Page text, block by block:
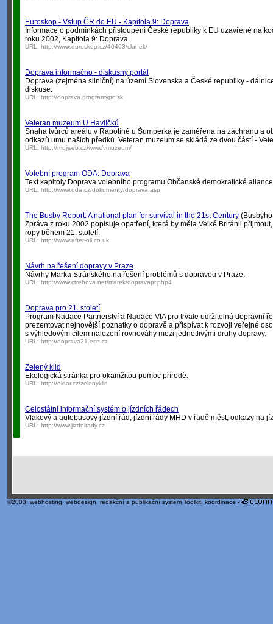
Euroskop - Vstup ČR do EU - Kapitola 9: Doprava
Informace o podmínkách přistoupení České republiky k EU uzavřené na
roku 2002, Kapitola 9: Doprava.
URL: http://www.euroskop.cz/40403/clanek/
Doprava informačno - diskusný portál
Doprava (zejména silniční) na území Slovenska a České republiky -
diskuse.
URL: http://doprava.programypc.sk
Veteran muzeum U Havlíčků
Snaha tvůrců areálu v Rapotíně u Šumperka je zaměřena na záchranu a
odkazů umu našich předků. Veteran muzeum se skládá ze dvou částí -
URL: http://mujweb.cz/www/vmuzeum/
Volební program ODA: Doprava
Text kapitoly Doprava volebního programu Občanské demokratické
URL: http://www.oda.cz/dokumenty/doprava.asp
The Busby Report: A national plan for survival in the 21st Century
Zpráva z roku 2002 popisuje opatření, která by měla Velké Británii
ropy během 21. století.
URL: http://www.after-oil.co.uk
Návrh na řešení dopravy v Praze
Návrhy Marka Stránského na řešení problémů s dopravou v Praze.
URL: http://www.ctrebova.net/marek/dopravapr.php4
Doprava pro 21. století
Program Nadace Partnerství a Nadace VIA pro trvale udržitelná dopravní
prezentovat nejnovější poznatky o dopravě a přispívat k rozvoji veřejné
s výhledovým cílem nalezení rovnováhy mezi jednotlivými druhy dopravy.
URL: http://doprava21.ecn.cz
Zelený klid
Ekologická stránka pro okamžitou pomoc přírodě.
URL: http://eldar.cz/zelenyklid
Celostátní informační systém o jízdních řádech
Vlakový a autobusový jízdní řád, jízdní řády MHD v řadě měst, odkazy na
URL: http://www.jizdnirady.cz
©2003; webhosting webdesign redakční a publikační systém Toolkit , koordinace -